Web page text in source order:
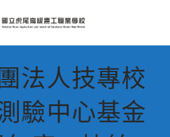
法人技專校
驗中心基金